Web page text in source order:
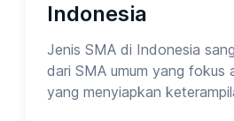
Indonesia
Jenis SMA di Indonesia
dari SMA umum yang fokus
yang menyiapkan